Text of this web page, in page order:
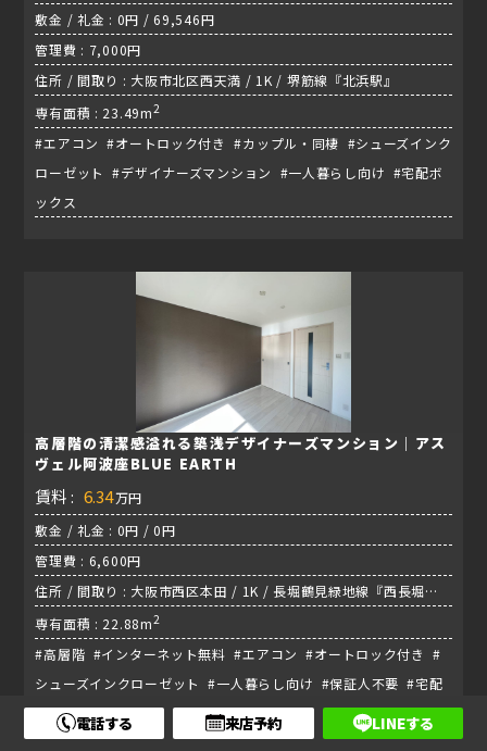
敷金 / 礼金 : 0円 / 69,546円
管理費 : 7,000円
住所 / 間取り : 大阪市北区西天満 / 1K / 堺筋線『北浜駅』
専有面積 : 23.49m2
#エアコン #オートロック付き #カップル・同棲 #シューズインク
ローゼット #デザイナーズマンション #一人暮らし向け #宅配ボ
ックス
高層階の清潔感溢れる築浅デザイナーズマンション｜アス
ヴェル阿波座BLUE EARTH
賃料 : 6.34万円
敷金 / 礼金 : 0円 / 0円
管理費 : 6,600円
住所 / 間取り : 大阪市西区本田 / 1K / 長堀鶴見緑地線『西長堀
駅』
専有面積 : 22.88m2
#高層階 #インターネット無料 #エアコン #オートロック付き #
シューズインクローゼット #一人暮らし向け #保証人不要 #宅配
ボックス #敷金・礼金0円 #新築・築浅物件
電話する 来店予約 LINEする